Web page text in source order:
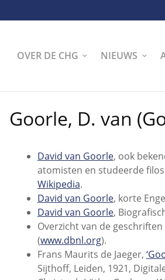
OVER DE CHG NIEUWS
Goorle, D. van
David van Goorle, ook
atomisten en studeerde
Wikipedia.
David van Goorle, korte
David van Goorle,
Overzicht van de
(www.dbnl.org).
Frans Maurits de Jaeger,
Sijthoff, Leiden, 1921,